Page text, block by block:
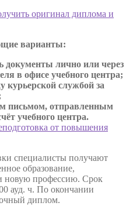
оригинал диплома и
варианты:
документы лично или через
в офисе учебного центра;
курьерской службой за
письмом, отправленным
учебного центра.
от повышения
специалисты получают
образование,
новую профессию. Срок
ауд. ч. По окончании
диплом.